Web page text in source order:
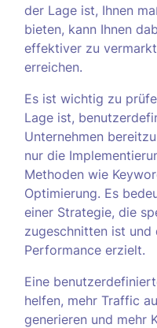
der Lage ist, Ihnen
bieten, kann Ihnen
effektiver zu
erreichen.
Es ist wichtig zu
Lage ist,
Unternehmen
nur die
Methoden wie
Optimierung. Es
einer Strategie, die
zugeschnitten ist
Performance erzielt.
Eine
helfen, mehr Traffic
generieren und mehr